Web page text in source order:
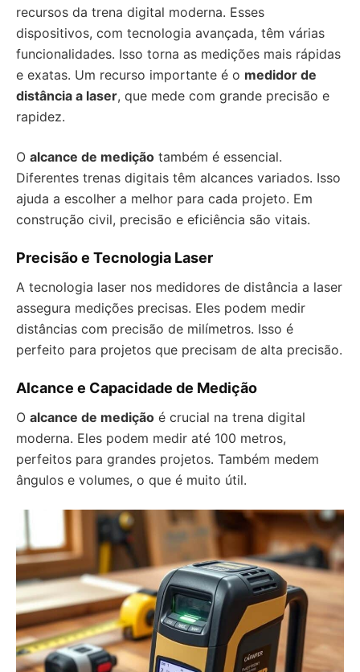
recursos da trena digital moderna. Esses
dispositivos, com tecnologia avançada, têm várias
funcionalidades. Isso torna as medições mais rápidas
e exatas. Um recurso importante é o medidor de
distância a laser, que mede com grande precisão e
rapidez.
O alcance de medição também é essencial.
Diferentes trenas digitais têm alcances variados. Isso
ajuda a escolher a melhor para cada projeto. Em
construção civil, precisão e eficiência são vitais.
Precisão e Tecnologia Laser
A tecnologia laser nos medidores de distância a laser
assegura medições precisas. Eles podem medir
distâncias com precisão de milímetros. Isso é
perfeito para projetos que precisam de alta precisão.
Alcance e Capacidade de Medição
O alcance de medição é crucial na trena digital
moderna. Eles podem medir até 100 metros,
perfeitos para grandes projetos. Também medem
ângulos e volumes, o que é muito útil.